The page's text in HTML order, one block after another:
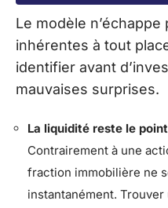
Le modèle n’échappe
inhérentes à tout
identifier avant
mauvaises surprises.
La liquidité reste le
Contrairement à une
fraction immobilière ne
instantanément.